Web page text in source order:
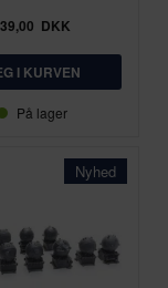
DKK
På lager
Nyhed